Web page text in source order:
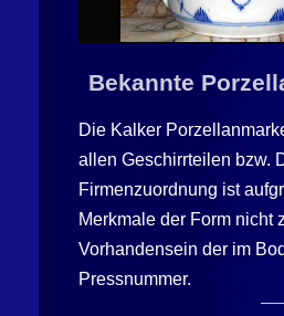
Bekannte
Die Kalker
allen Geschirrteilen bzw.
Firmenzuordnung ist
Merkmale der Form nicht
Vorhandensein der im
Pressnummer.